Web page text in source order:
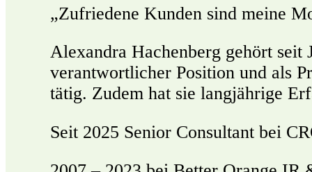
„Zufriedene Kunden sind meine
Alexandra Hachenberg gehört
verantwortlicher Position und als
tätig. Zudem hat sie langjährige
Seit 2025 Senior Consultant bei